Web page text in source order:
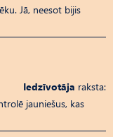
Jā, neesot bijis
Iedzīvotāja raksta:
jauniešus, kas